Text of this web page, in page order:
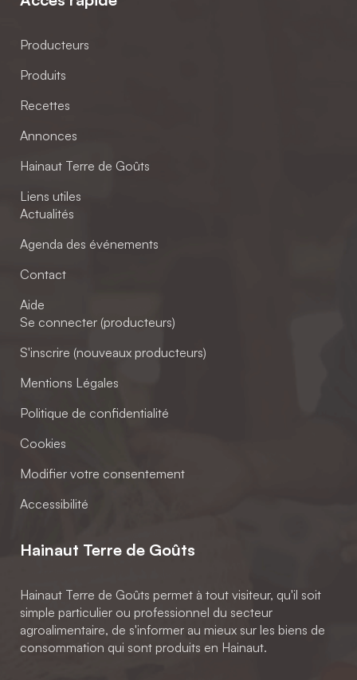
Producteurs
Produits
Recettes
Annonces
Hainaut Terre de Goûts
Liens utiles
Actualités
Agenda des événements
Contact
Aide
Se connecter (producteurs)
S'inscrire (nouveaux producteurs)
Mentions Légales
Politique de confidentialité
Cookies
Modifier votre consentement
Accessibilité
Hainaut Terre de Goûts
Hainaut Terre de Goûts permet à tout visiteur, qu'il soit
simple particulier ou professionnel du secteur
agroalimentaire, de s'informer au mieux sur les biens de
consommation qui sont produits en Hainaut.